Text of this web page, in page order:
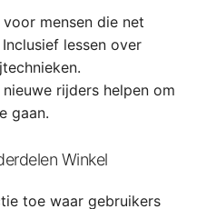
mensen die net
lessen over
rijders helpen om
gaan.
Winkel
toe waar gebruikers